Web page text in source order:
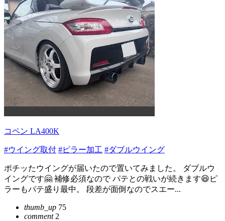
コペン LA400K
#ウイング取付 #ピラー加工 #ダブルウイング
ポチッたウイングが届いたので置いてみました。 ダブルウ
イングです🤗 補修必須なので パテとの戦いが続きます😆ピ
ラーもパテ盛り最中。 段差が面倒なのでスエー...
thumb_up 75
comment2